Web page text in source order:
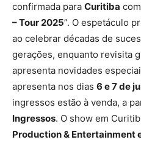
confirmada para Curitiba
– Tour 2025”. O espetáculo
ao celebrar décadas de
gerações, enquanto revisita
apresenta novidades
apresenta nos dias 6 e 7 de
ingressos estão à venda, a
Ingressos. O show em
Production & Entertainment